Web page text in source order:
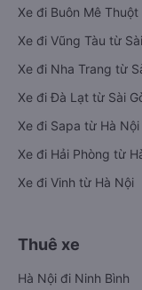
Xe đi Buôn Mê Thuột
Xe đi Vũng Tàu từ
Xe đi Nha Trang từ
Xe đi Đà Lạt từ Sài
Xe đi Sapa từ Hà Nội
Xe đi Hải Phòng từ
Xe đi Vinh từ Hà Nội
Thuê xe
Hà Nội đi Ninh Bình